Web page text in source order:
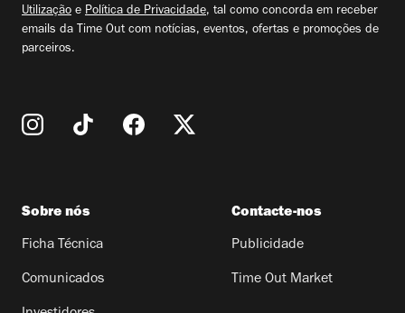
Utilização e Política de Privacidade, tal como concorda em receber
emails da Time Out com notícias, eventos, ofertas e promoções de
parceiros.
Sobre nós
Ficha Técnica
Comunicados
Contacte-nos
Publicidade
Time Out Market